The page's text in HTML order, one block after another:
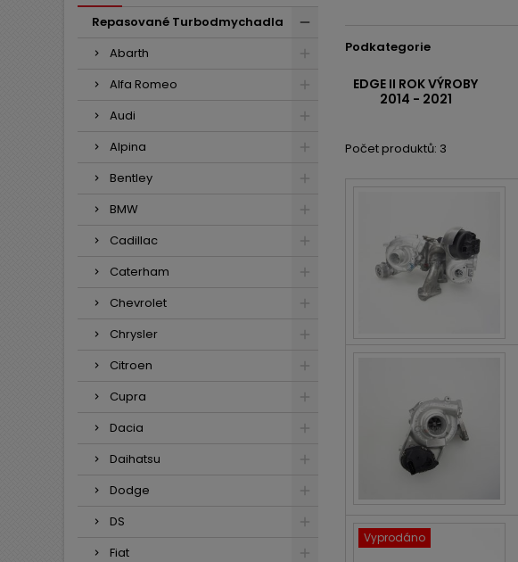
Repasované Turbodmychadla
Abarth
Alfa Romeo
Audi
Alpina
Bentley
BMW
Cadillac
Caterham
Chevrolet
Chrysler
Citroen
Cupra
Dacia
Daihatsu
Dodge
DS
Fiat
Podkategorie
EDGE II ROK VÝROBY
2014 - 2021
Počet produktů: 3
Vyprodáno